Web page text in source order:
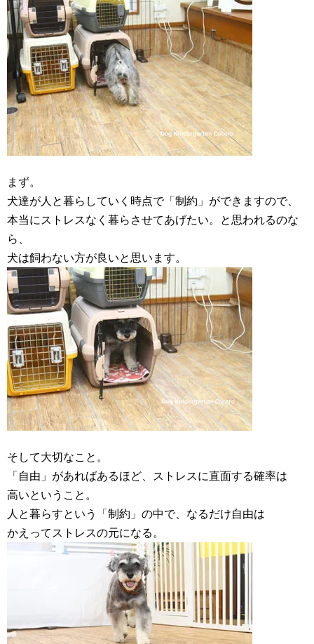
まず。
犬達が人と暮らしていく時点で「制約」ができますので、
本当にストレスなく暮らさせてあげたい。と思われるのな
ら、
犬は飼わない方が良いと思います。
そして大切なこと。
「自由」があればあるほど、ストレスに直面する確率は
高いということ。
人と暮らすという「制約」の中で、なるだけ自由は
かえってストレスの元になる。